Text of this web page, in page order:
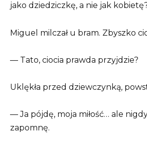
jako dziedziczkę, a nie jak
Miguel milczał u bram. Zbyszko
— Tato, ciocia prawda przyjdzie?
Uklękła przed dziewczynką,
— Ja pójdę, moja miłość… ale
zapomnę.